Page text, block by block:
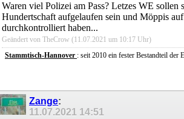
Waren viel Polizei am Pass? Letzes WE sollen
Hundertschaft aufgelaufen sein und Möppis
durchkontrolliert haben...
Geändert von TheCrow (11.07.2021 um 10:17 Uhr)
Stammtisch-Hannover : seit 2010 ein fester Bestandteil der
Zange:
11.07.2021 14:51